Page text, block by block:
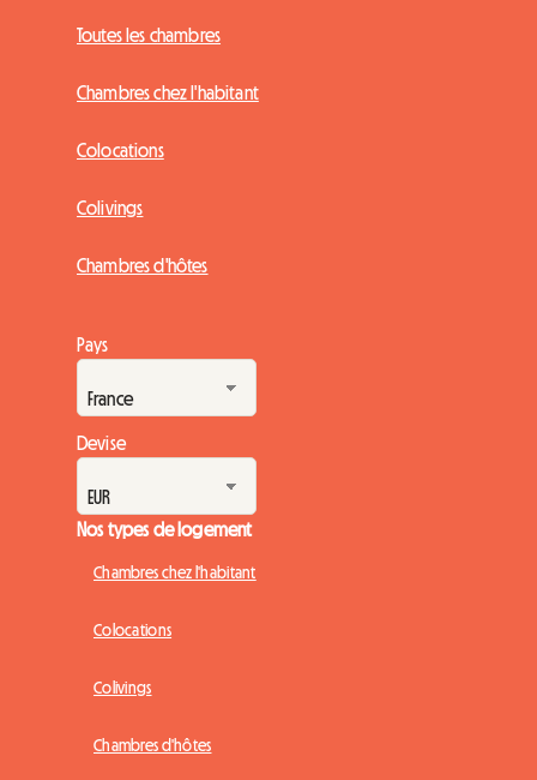
Toutes les chambres
Chambres chez l'habitant
Colocations
Colivings
Chambres d'hôtes
Pays
Devise
Nos types de logement
Chambres chez l'habitant
Colocations
Colivings
Chambres d'hôtes